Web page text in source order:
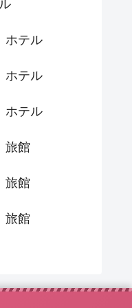
ホテル
ホテル
ホテル
旅館
旅館
旅館